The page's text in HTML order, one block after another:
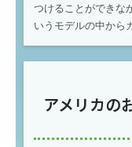
つけることができな
いうモデルの中から
アメリカの